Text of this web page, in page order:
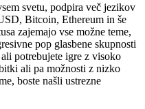
svetu, podpira več jezikov
Bitcoin, Ethereum in še
zajemajo vse možne teme,
pop glasbene skupnosti
potrebujete igre z visoko
ali pa možnosti z nizko
boste našli ustrezne